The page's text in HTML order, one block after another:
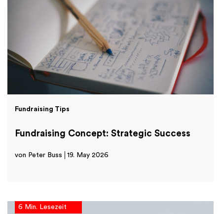
Fundraising Tips
Fundraising Concept: Strategic Success
von Peter Buss 19. May 2026
6 Min. Lesezeit